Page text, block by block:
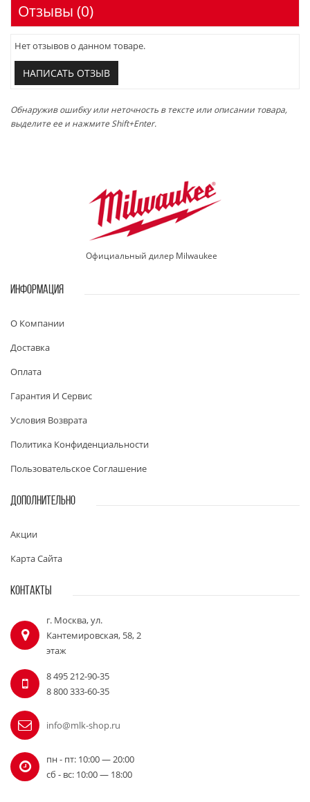
Отзывы (0)
Нет отзывов о данном товаре.
НАПИСАТЬ ОТЗЫВ
Обнаружив ошибку или неточность в тексте или описании товара,
выделите ее и нажмите Shift+Enter.
Официальный дилер Milwaukee
ИНФОРМАЦИЯ
О Компании
Доставка
Оплата
Гарантия И Сервис
Условия Возврата
Политика Конфиденциальности
Пользовательское Соглашение
ДОПОЛНИТЕЛЬНО
Акции
Карта Сайта
КОНТАКТЫ
г. Москва, ул.
Кантемировская, 58, 2
этаж
8 495 212-90-35
8 800 333-60-35
info@mlk-shop.ru
пн - пт: 10:00 — 20:00
сб - вс: 10:00 — 18:00